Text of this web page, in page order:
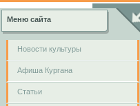
Меню сайта
Новости культуры
Афиша Кургана
Cтатьи